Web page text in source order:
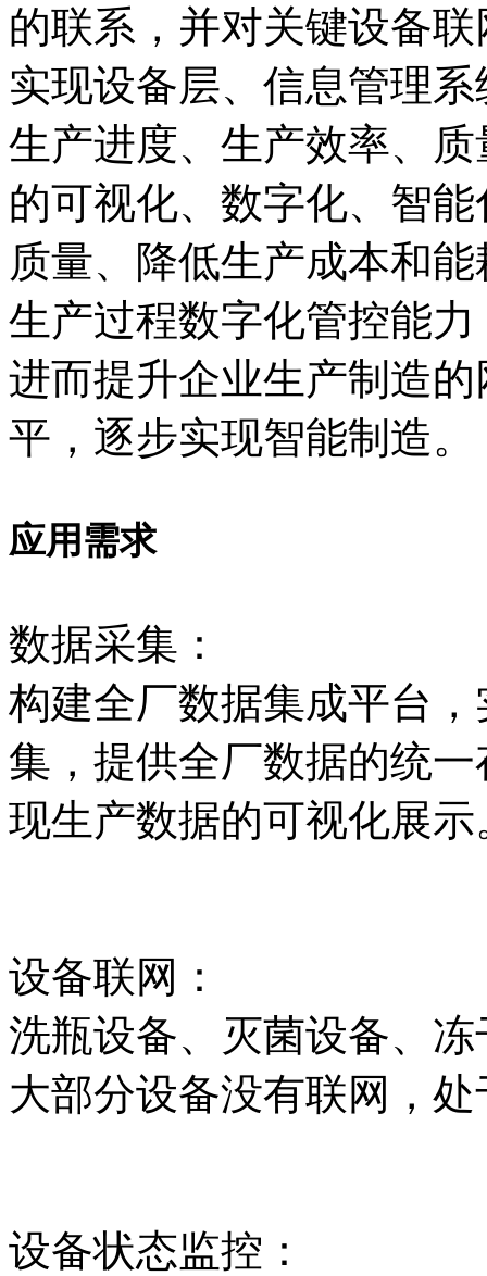
的联系，并对关键设备
实现设备层、信息管理
生产进度、生产效率、
的可视化、数字化、智
质量、降低生产成本和
生产过程数字化管控能
进而提升企业生产制造
平，逐步实现智能制造。
应用需求
数据采集：
构建全厂数据集成平台
集，提供全厂数据的统
现生产数据的可视化展示
设备联网：
洗瓶设备、灭菌设备、
大部分设备没有联网，
设备状态监控：